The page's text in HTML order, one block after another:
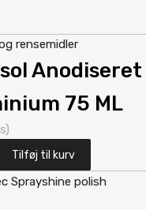
rensemidler
Anodiseret
75 ML
Tilføj til kurv